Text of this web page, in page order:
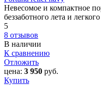
Невесомое и компактное
беззаботного лета и
5
8 отзывов
В наличии
К сравнению
Отложить
цена: 3 950 руб.
Купить